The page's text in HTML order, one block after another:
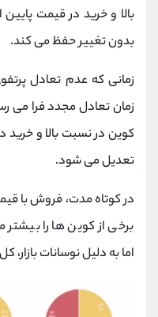
بالا و خرید در قیمت
بدون تغییر حفظ می کند.
زمانی که عدم تعادل
زمان تعادل مجدد فرا می
کوین در نسبت بالا و
تعدیل می شود.
در کوتاه مدت، فروش با
برخی از کوین ها را
اما به دلیل نوسانات بازار،